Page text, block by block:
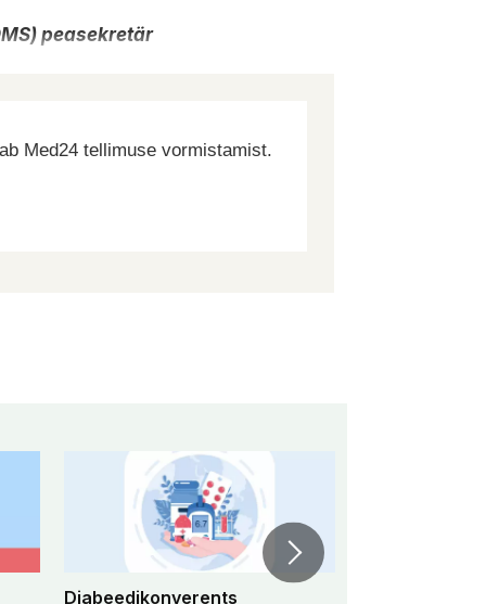
peasekretär
Med24 tellimuse vormistamist.
Diabeedikonverents